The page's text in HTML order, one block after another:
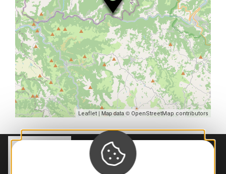
Leaflet | Map data © OpenStreetMap contributors
MAIRIE DESÉNERGUES
54 rue des Écoles